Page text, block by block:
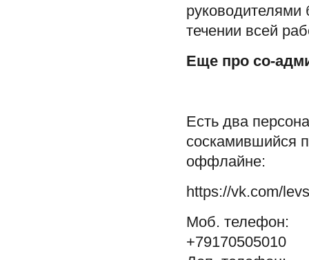
течении всей
Еще про со-
Есть два
соскамившийся
оффлайне:
https://vk.com/
Моб. телефон:
+79170505010